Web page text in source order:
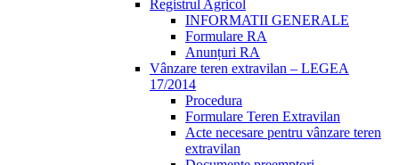
Registrul Agricol
INFORMATII GENERALE
Formulare RA
Anunțuri RA
Vânzare teren extravilan – LEGEA
17/2014
Procedura
Formulare Teren Extravilan
Acte necesare pentru vânzare teren
extravilan